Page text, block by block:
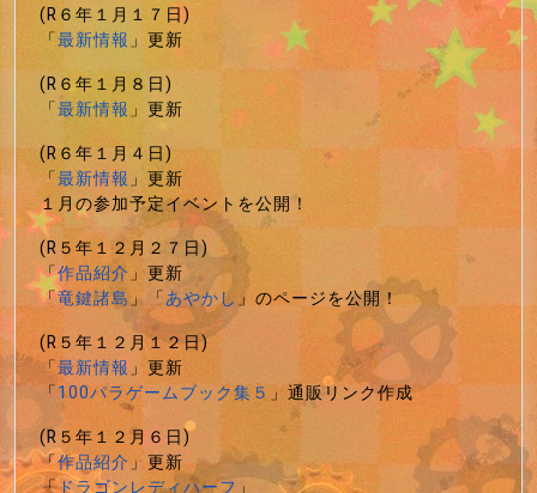
(R６年１月１７日)
「最新情報」更新
(R６年１月８日)
「最新情報」更新
(R６年１月４日)
「最新情報」更新
１月の参加予定イベントを公開！
(R５年１２月２７日)
「作品紹介」更新
「竜鍵諸島」「あやかし」のページを公開！
(R５年１２月１２日)
「最新情報」更新
「100パラゲームブック集５ 」通販リンク作成
(R５年１２月６日)
「作品紹介」更新
「ドラゴンレディハーフ 」